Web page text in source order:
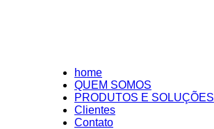
home
QUEM SOMOS
PRODUTOS E SOLUÇÕES
Clientes
Contato